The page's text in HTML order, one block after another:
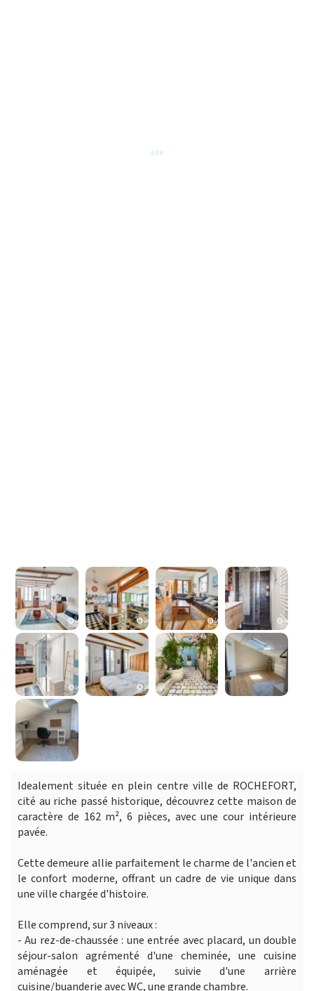
Idealement située en plein centre ville de ROCHEFORT,
cité au riche passé historique, découvrez cette maison de
caractère de 162 m², 6 pièces, avec une cour intérieure
pavée.
Cette demeure allie parfaitement le charme de l'ancien et
le confort moderne, offrant un cadre de vie unique dans
une ville chargée d'histoire.
Elle comprend, sur 3 niveaux :
- Au rez-de-chaussée : une entrée avec placard, un double
séjour-salon agrémenté d'une cheminée, une cuisine
aménagée et équipée, suivie d'une arrière
cuisine/buanderie avec WC, une grande chambre.